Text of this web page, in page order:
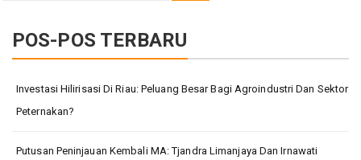
POS-POS TERBARU
Investasi Hilirisasi Di Riau: Peluang Besar Bagi Agroindustri Dan Sektor
Peternakan?
Putusan Peninjauan Kembali MA: Tjandra Limanjaya Dan Irnawati